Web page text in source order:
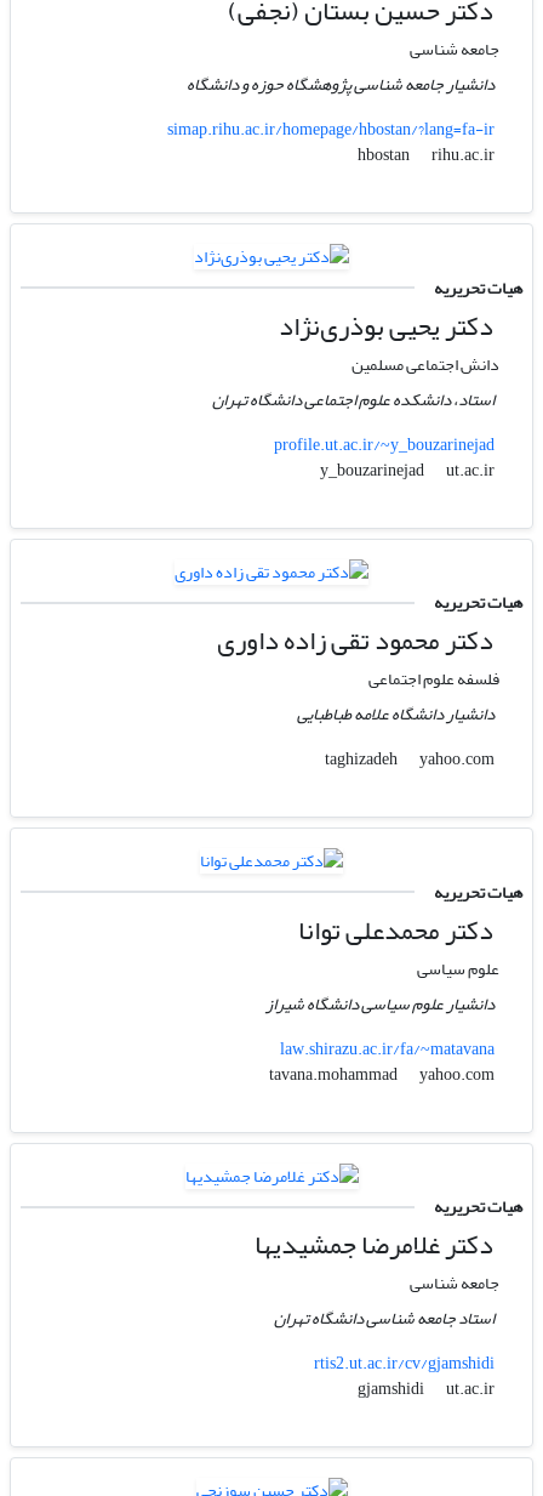
دکتر حسین بستان (نجفی)
جامعه شناسی
دانشیار جامعه شناسی پژوهشگاه حوزه و دانشگاه
simap.rihu.ac.ir/homepage/hbostan/?lang=fa-ir
hbostan
rihu.ac.ir
هیات تحریریه
دکتر یحیی بوذری‌نژاد
دانش اجتماعی مسلمین
استاد، دانشکده علوم اجتماعی دانشگاه تهران
profile.ut.ac.ir/~y_bouzarinejad
y_bouzarinejad
ut.ac.ir
هیات تحریریه
دکتر محمود تقی زاده داوری
فلسفه علوم اجتماعی
دانشیار دانشگاه علامه طباطبایی
taghizadeh
yahoo.com
هیات تحریریه
دکتر محمدعلی توانا
علوم سیاسی
دانشیار علوم سیاسی دانشگاه شیراز
law.shirazu.ac.ir/fa/~matavana
tavana.mohammad
yahoo.com
هیات تحریریه
دکتر غلامرضا جمشیدیها
جامعه شناسی
استاد جامعه شناسی دانشگاه تهران
rtis2.ut.ac.ir/cv/gjamshidi
gjamshidi
ut.ac.ir